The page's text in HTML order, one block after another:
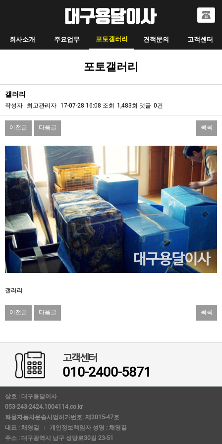
회사소개 주요업무 포토갤러리 견적문의 고객센터
포토갤러리
갤러리
작성자 최고관리자 17-07-28 16:08 조회 1,483회 댓글 0건
이전글 다음글 목록
갤러리
이전글 다음글 목록
고객센터
010-2400-5871
상호 : 대구용달이사
053-243-2424.1004114.co.kr
화물자동차운송사업허가번호: 제2015-47호
대표 : 채영길
개인정보책임자 성명 : 채영길
주소 : 대구광역시 남구 성당로30길 23-51